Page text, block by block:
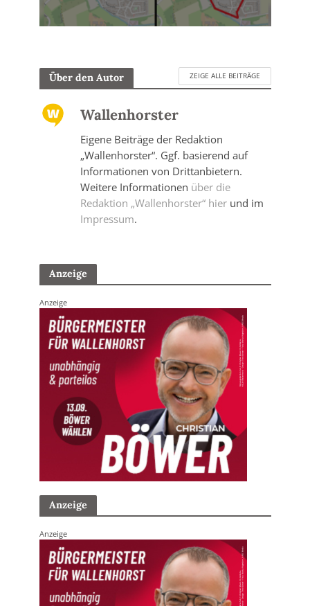
Über den Autor ZEIGE ALLE BEITRÄGE
Wallenhorster
Eigene Beiträge der Redaktion
„Wallenhorster“. Ggf. basierend auf
Informationen von Drittanbietern.
Weitere Informationen über die
Redaktion „Wallenhorster“ hierund im
Impressum.
Anzeige
Anzeige
Anzeige
Anzeige